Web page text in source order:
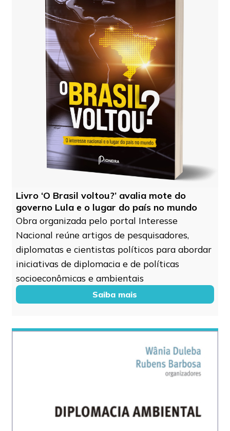
Livro ‘O Brasil voltou?’ avalia mote do
governo Lula e o lugar do país no mundo
Obra organizada pelo portal Interesse
Nacional reúne artigos de pesquisadores,
diplomatas e cientistas políticos para abordar
iniciativas de diplomacia e de políticas
socioeconômicas e ambientais
Saiba mais